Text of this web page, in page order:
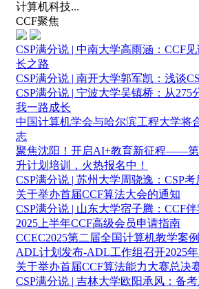
计算机科技...
CCF聚焦
CSP满分说 | 中南大学高雨涵：CCF
长之路
CSP满分说 | 南开大学郭军凯：浅谈
CSP满分说 | 宁波大学吴镇桥：从275
我一路成长
中国计算机学会与哈尔滨工程大学将
志
聚焦沈阳！开启AI+教育新征程——第
升计划培训，火热报名中！
CSP满分说 | 苏州大学周骁逸：CSP考
关于举办首届CCF算法大会的通知
CSP满分说 | 山东大学宿子腾：CCF
2025上半年CCF高级会员申请指南
CCEC2025第二届全国计算机教学案
ADL计划发布-ADL工作组召开2025
关于举办首届CCF算法能力大赛总决
CSP满分说 | 吉林大学欧阳承风：备